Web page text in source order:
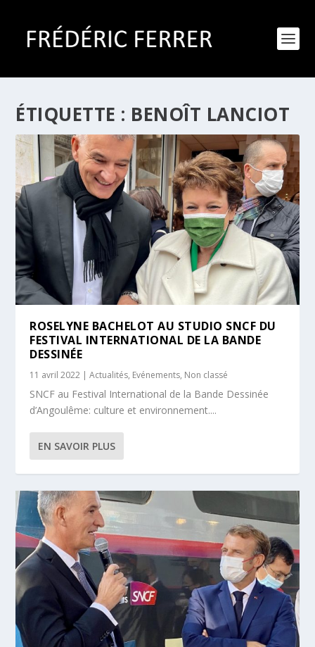
ÉTIQUETTE : BENOÎT LANCIOT
ROSELYNE BACHELOT AU STUDIO SNCF DU
FESTIVAL INTERNATIONAL DE LA BANDE
DESSINÉE
11 avril 2022 |Actualités, Evénements, Non classé
SNCF au Festival International de la Bande Dessinée
d’Angoulême: culture et environnement....
EN SAVOIR PLUS